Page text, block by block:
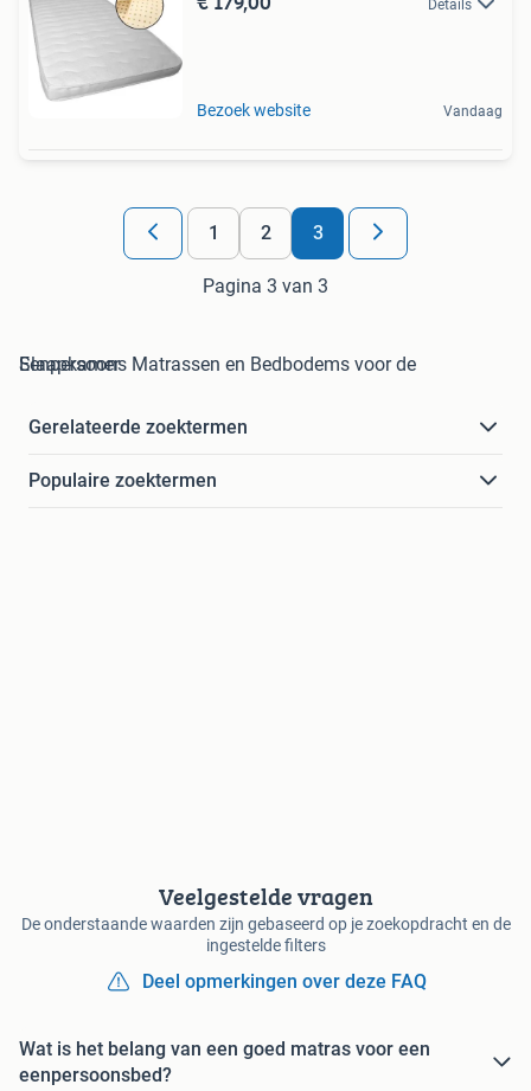
Details
Bezoek website Vandaag
1 2 3
Pagina 3 van 3
Eenpersoons Matrassen en Bedbodems voor de Slaapkamer
Gerelateerde zoektermen
Populaire zoektermen
Veelgestelde vragen
De onderstaande waarden zijn gebaseerd op je zoekopdracht en de
ingestelde filters
Deel opmerkingen over deze FAQ
Wat is het belang van een goed matras voor een
eenpersoonsbed?